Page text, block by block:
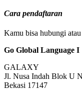
Cara pendaftaran
Kamu bisa hubungi
Go Global Language I
GALAXY
Jl. Nusa Indah Blok U
Bekasi 17147